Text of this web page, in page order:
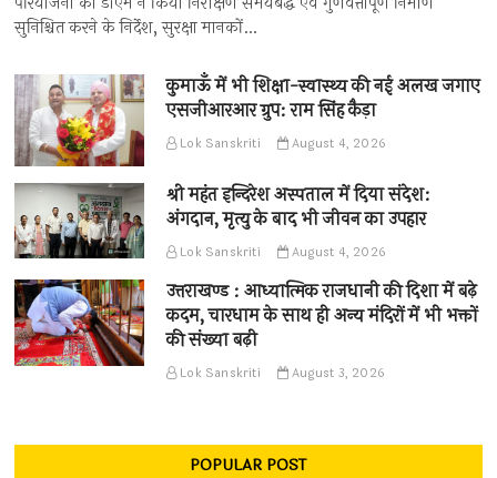
सुनिश्चित करने के निर्देश, सुरक्षा मानकों…
कुमाऊँ में भी शिक्षा-स्वास्थ्य की नई अलख जगाए
एसजीआरआर ग्रुप: राम सिंह कैड़ा
Lok Sanskriti August 4, 2026
श्री महंत इन्दिरेश अस्पताल में दिया संदेश:
अंगदान, मृत्यु के बाद भी जीवन का उपहार
Lok Sanskriti August 4, 2026
उत्तराखण्ड : आध्यात्मिक राजधानी की दिशा में बढ़े
कदम, चारधाम के साथ ही अन्य मंदिरों में भी भक्तों
की संख्या बढ़ी
Lok Sanskriti August 3, 2026
POPULAR POST